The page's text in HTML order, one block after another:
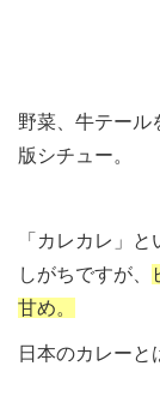
野菜、牛テール
版シチュー。
「カレカレ」
しがちですが、
甘め。
日本のカレーと